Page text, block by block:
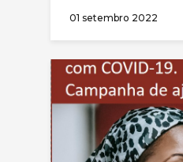
Education, dirigido
01 setembro 2022